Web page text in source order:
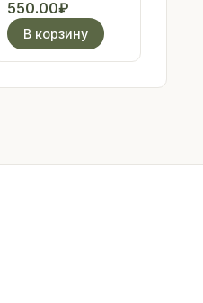
"С днем
рождения"
блестки
розовые
550.00₽
В корзину